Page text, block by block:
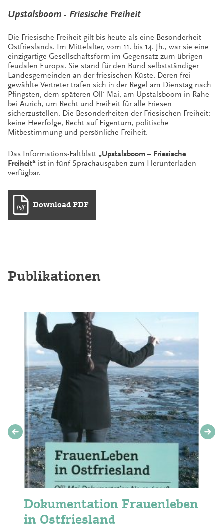
Upstalsboom - Friesische Freiheit
Die Friesische Freiheit gilt bis heute als eine Besonderheit
Ostfrieslands. Im Mittelalter, vom 11. bis 14. Jh., war sie eine
einzigartige Gesellschaftsform im Gegensatz zum übrigen
feudalen Europa. Sie stand für den Bund selbstständiger
Landesgemeinden an der friesischen Küste. Deren frei
gewählte Vertreter trafen sich in der Regel am Dienstag nach
Pfingsten, dem späteren Oll‘ Mai, am Upstalsboom in Rahe
bei Aurich, um Recht und Freiheit für alle Friesen
sicherzustellen. Die Besonderheiten der Friesischen Freiheit:
keine Heerfolge, Recht auf Eigentum, politische
Mitbestimmung und persönliche Freiheit.
Das Informations-Faltblatt „Upstalsboom – Friesische
Freiheit“ ist in fünf Sprachausgaben zum Herunterladen
verfügbar.
Download PDF
Publikationen
Dokumentation Frauenleben
in Ostfriesland